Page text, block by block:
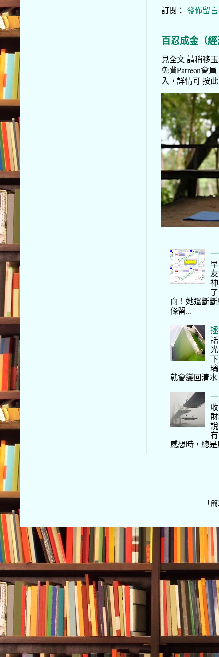
訂閱： 發佈留
百忍成金（
見全文 請稍移
免費Patreon會
入，詳情可 按
向！她還斷
條留...
就會變回清
感想時，總
「